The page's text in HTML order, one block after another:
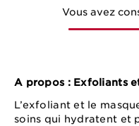
Vous avez
A propos : Exfoliants
L’exfoliant et le
soins qui hydratent et